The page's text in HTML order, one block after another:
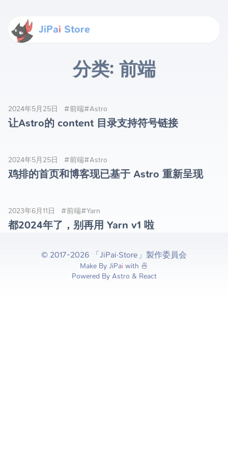
JiPai Store
分类: 前端
2024年5月25日 #前端#Astro
让Astro的 content 目录支持符号链接
2024年5月25日 #前端#Astro
鸡排的首页和博客现已基于 Astro 重新呈现
2023年6月11日 #前端#Yarn
都2024年了，别再用 Yarn v1 啦
© 2017-2026 「JiPai·Store」製作委員会
Make By JiPai with 🍜
Powered By Astro & React